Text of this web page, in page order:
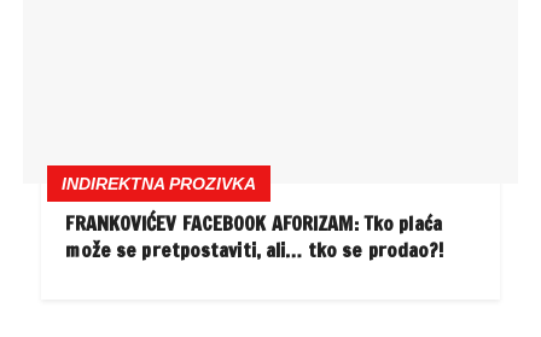
INDIREKTNA PROZIVKA
FRANKOVIĆEV FACEBOOK AFORIZAM: Tko plaća
može se pretpostaviti, ali… tko se prodao?!